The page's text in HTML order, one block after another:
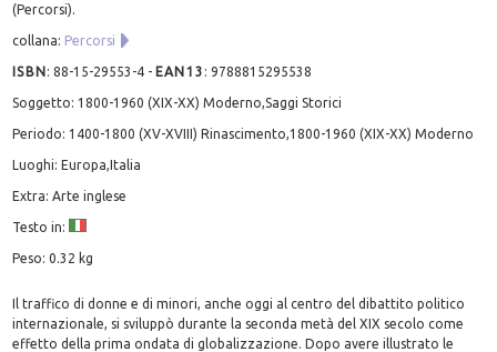
(Percorsi).
collana: Percorsi
ISBN:88-15-29553-4 - EAN13 :9788815295538
Soggetto: 1800-1960 (XIX-XX) Moderno,Saggi Storici
Periodo: 1400-1800 (XV-XVIII) Rinascimento,1800-1960 (XIX-XX) Moderno
Luoghi: Europa,Italia
Extra: Arte inglese
Testo in:
Peso: 0.32 kg
Il traffico di donne e di minori, anche oggi al centro del dibattito politico
internazionale, si sviluppò durante la seconda metà del XIX secolo come
effetto della prima ondata di globalizzazione. Dopo avere illustrato le